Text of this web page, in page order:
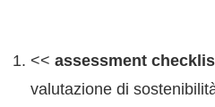
<<assessment
valutazione di